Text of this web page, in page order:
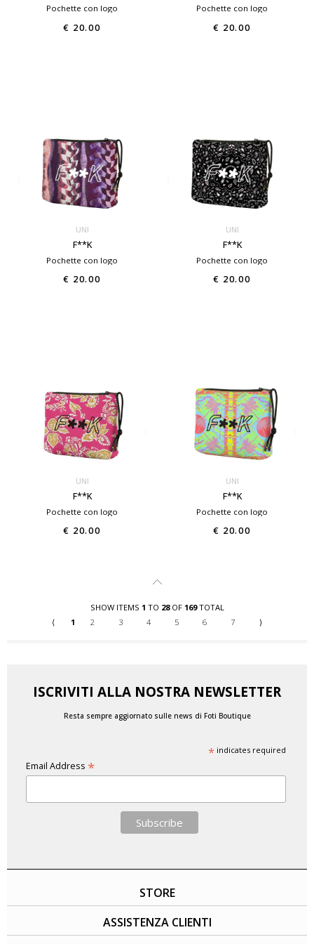
Pochette con logo
€ 20.00
Pochette con logo
€ 20.00
UNI
F**K
Pochette con logo
€ 20.00
UNI
F**K
Pochette con logo
€ 20.00
UNI
F**K
Pochette con logo
€ 20.00
UNI
F**K
Pochette con logo
€ 20.00
SHOW ITEMS 1 TO 28OF 169TOTAL
⟨
1 2 3 4 5 6 7 ⟩
ISCRIVITI ALLA NOSTRA NEWSLETTER
Resta sempre aggiornato sulle news di Foti Boutique
*indicates required
Email Address *
STORE
ASSISTENZA CLIENTI